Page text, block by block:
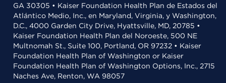
GA 30305 • Kaiser Foundation Health Plan de Estados del
Atlántico Medio, Inc., en Maryland, Virginia, y Washington,
D.C., 4000 Garden City Drive, Hyattsville, MD, 20785 •
Kaiser Foundation Health Plan del Noroeste, 500 NE
Multnomah St., Suite 100, Portland, OR 97232 • Kaiser
Foundation Health Plan of Washington or Kaiser
Foundation Health Plan of Washington Options, Inc., 2715
Naches Ave, Renton, WA 98057